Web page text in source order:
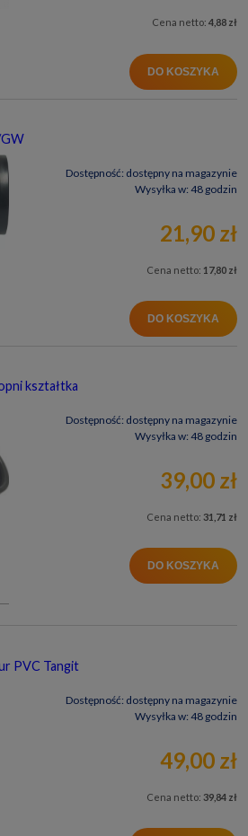
Cena netto: 4,88 zł
DO KOSZYKA
Dostępność: dostępny na magazynie
Wysyłka w: 48 godzin
21,90 zł
Cena netto: 17,80 zł
DO KOSZYKA
kształtka
Dostępność: dostępny na magazynie
Wysyłka w: 48 godzin
39,00 zł
Cena netto: 31,71 zł
DO KOSZYKA
PVC Tangit
Dostępność: dostępny na magazynie
Wysyłka w: 48 godzin
49,00 zł
Cena netto: 39,84 zł